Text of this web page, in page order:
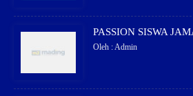
PASSION SISWA
Oleh : Admin